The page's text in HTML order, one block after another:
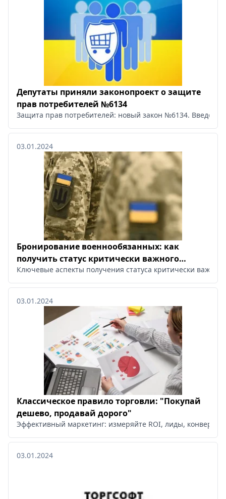
Депутаты приняли законопроект о защите
прав потребителей №6134
Защита прав потребителей: новый закон №6134.
03.01.2024
Бронирование военнообязанных: как
получить статус критически важного
предприятия
Ключевые аспекты получения статуса критически
03.01.2024
Классическое правило торговли: "Покупай
дешево, продавай дорого"
Эффективный маркетинг: измеряйте ROI, лиды,
03.01.2024